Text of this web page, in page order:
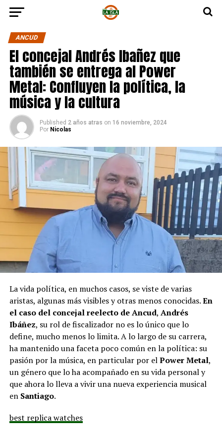
ANCUD
El concejal Andrés Ibañez que
también se entrega al Power
Metal: Confluyen la política, la
música y la cultura
Published 2 años atras on 16 noviembre, 2024
Por Nicolas
La vida política, en muchos casos, se viste de varias
aristas, algunas más visibles y otras menos conocidas.En
el caso del concejal reelecto de Ancud, Andrés
Ibáñez, su rol de fiscalizador no es lo único que lo
define, mucho menos lo limita. A lo largo de su carrera,
ha mantenido una faceta poco común en la política: su
pasión por la música, en particular por elPower Metal,
un género que lo ha acompañado en su vida personal y
que ahora lo lleva a vivir una nueva experiencia musical
en Santiago.
best replica watches